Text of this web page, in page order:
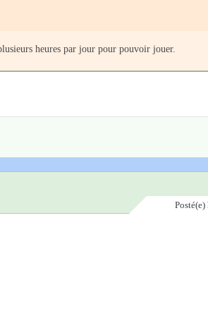
heures par jour pour pouvoir jouer.
Posté(e)